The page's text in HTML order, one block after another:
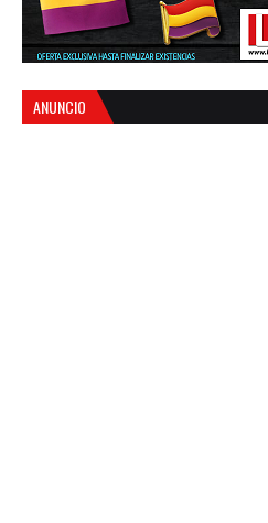
ANUNCIO